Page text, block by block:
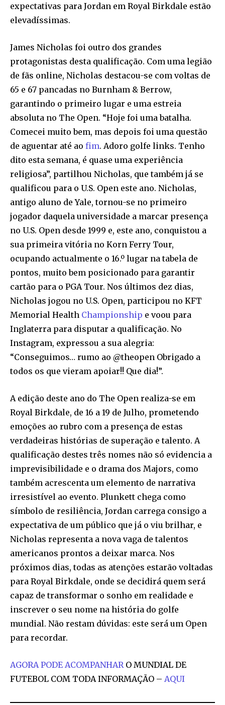
expectativas para Jordan em Royal Birkdale estão
elevadíssimas.
James Nicholas foi outro dos grandes
protagonistas desta qualificação. Com uma legião
de fãs online, Nicholas destacou-se com voltas de
65 e 67 pancadas no Burnham & Berrow,
garantindo o primeiro lugar e uma estreia
absoluta no The Open. “Hoje foi uma batalha.
Comecei muito bem, mas depois foi uma questão
de aguentar até ao fim. Adoro golfe links. Tenho
dito esta semana, é quase uma experiência
religiosa”, partilhou Nicholas, que também já se
qualificou para o U.S. Open este ano. Nicholas,
antigo aluno de Yale, tornou-se no primeiro
jogador daquela universidade a marcar presença
no U.S. Open desde 1999 e, este ano, conquistou a
sua primeira vitória no Korn Ferry Tour,
ocupando actualmente o 16.º lugar na tabela de
pontos, muito bem posicionado para garantir
cartão para o PGA Tour. Nos últimos dez dias,
Nicholas jogou no U.S. Open, participou no KFT
Memorial Health Championship e voou para
Inglaterra para disputar a qualificação. No
Instagram, expressou a sua alegria:
“Conseguimos… rumo ao @theopen Obrigado a
todos os que vieram apoiar!! Que dia!”.
A edição deste ano do The Open realiza-se em
Royal Birkdale, de 16 a 19 de Julho, prometendo
emoções ao rubro com a presença de estas
verdadeiras histórias de superação e talento. A
qualificação destes três nomes não só evidencia a
imprevisibilidade e o drama dos Majors, como
também acrescenta um elemento de narrativa
irresistível ao evento. Plunkett chega como
símbolo de resiliência, Jordan carrega consigo a
expectativa de um público que já o viu brilhar, e
Nicholas representa a nova vaga de talentos
americanos prontos a deixar marca. Nos
próximos dias, todas as atenções estarão voltadas
para Royal Birkdale, onde se decidirá quem será
capaz de transformar o sonho em realidade e
inscrever o seu nome na história do golfe
mundial. Não restam dúvidas: este será um Open
para recordar.
AGORA PODE ACOMPANHAR O MUNDIAL DE
FUTEBOL COM TODA INFORMAÇÃO – AQUI